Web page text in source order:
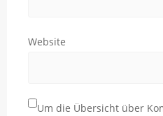
Website
Um die Übersicht über